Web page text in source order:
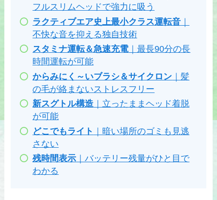
フルスリムヘッドで強力に吸う
ラクティブエア史上最小クラス運転音 ｜
不快な音を抑える独自技術
スタミナ運転＆急速充電｜最長90分の長
時間運転が可能
からみにく～いブラシ＆サイクロン ｜髪
の毛が絡まないストレスフリー
新スグトル構造 ｜立ったままヘッド着脱
が可能
どこでもライト ｜暗い場所のゴミも見逃
さない
残時間表示 ｜バッテリー残量がひと目で
わかる